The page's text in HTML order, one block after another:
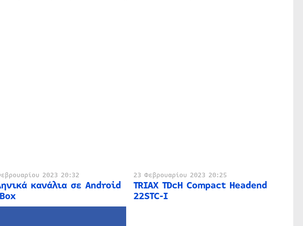
2023 20:32
κανάλια σε Android
23 Φεβρουαρίου 2023 20:25
TRIAX TDcH Compact Headend
22STC-I